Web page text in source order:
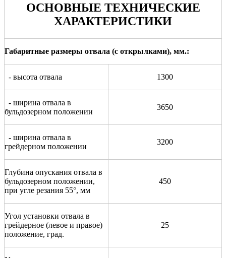
ОСНОВНЫЕ ТЕХНИЧЕСКИЕ
ХАРАКТЕРИСТИКИ
Габаритные размеры отвала (с открылками), мм.:
- высота отвала 1300
- ширина отвала в
бульдозерном положении
3650
- ширина отвала в
грейдерном положении
3200
Глубина опускания отвала в
бульдозерном положении,
при угле резания 55°, мм
450
Угол установки отвала в
грейдерное (левое и правое)
положение, град.
25